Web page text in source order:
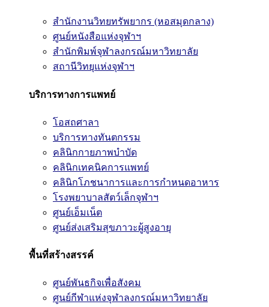
สำนักงานวิทยทรัพยากร (หอสมุดกลาง)
ศูนย์หนังสือแห่งจุฬาฯ
สำนักพิมพ์จุฬาลงกรณ์มหาวิทยาลัย
สถานีวิทยุแห่งจุฬาฯ
บริการทางการแพทย์
โอสถศาลา
บริการทางทันตกรรม
คลินิกกายภาพบำบัด
คลินิกเทคนิคการแพทย์
คลินิกโภชนาการและการกำหนดอาหาร
โรงพยาบาลสัตว์เล็กจุฬาฯ
ศูนย์เอ็มเน็ต
ศูนย์ส่งเสริมสุขภาวะผู้สูงอายุ
พื้นที่สร้างสรรค์
ศูนย์พันธกิจเพื่อสังคม
ศูนย์กีฬาแห่งจุฬาลงกรณ์มหาวิทยาลัย